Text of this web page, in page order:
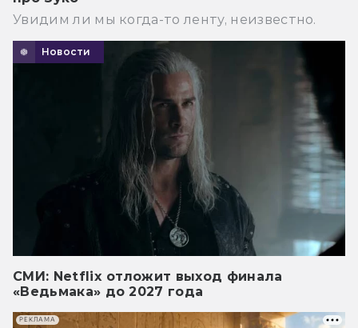
Увидим ли мы когда-то ленту, неизвестно.
Новости
СМИ: Netflix отложит выход финала
«Ведьмака» до 2027 года
РЕКЛАМА